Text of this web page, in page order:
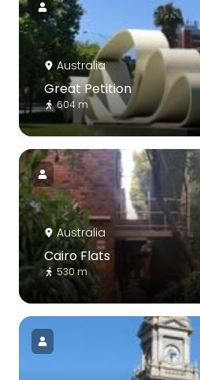
Australia
Great Petition
604 m
Australia
Cairo Flats
530 m